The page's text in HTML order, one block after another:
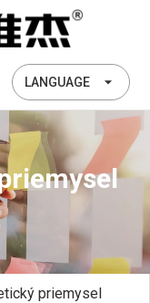
LANGUAGE
priemysel